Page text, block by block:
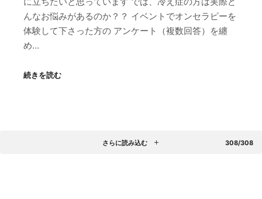
んなお悩みがあるのか？？ イベントでオンセラピーを
体験して下さった方の アンケート（複数回答）を纏
め…
続きを読む
さらに読み込む 308/308